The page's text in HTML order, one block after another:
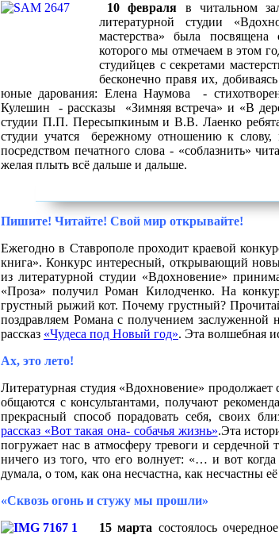
10 февраля в читальном
литературной студии
мастерства» была посвящена
которого мы отмечаем в этом
студийцев с секретами
бесконечно правя их,
юные дарования: Елена Наумова -
Кулешин - рассказы «Зимняя встреча» и «В
студии П.П. Пересыпкиным и В.В. Лаенко
студии учатся бережному отношению к
посредством печатного слова - «соблазнить»
желая плыть всё дальше и дальше.
Пишите! Читайте! Свой мир открывайте!
Ежегодно в Ставрополе проходит краевой
книга». Конкурс интересный, открывающий
из литературной студии «Вдохновение»
«Проза» получил Роман Килодченко. На
грустный рыжий кот. Почему грустный?
поздравляем Романа с получением заслуженной
рассказ «Чудеса под Новый год». Эта волшебная
Ах, это лето!
Литературная студия «Вдохновение»
общаются с консультантами, получают
прекрасный способ порадовать себя, своих
рассказ «Вот такая она- собачья жизнь».Эта
погружает нас в атмосферу тревоги и сердечной
ничего из того, что его волнует: «… и вот
думала, о том, как она несчастна, как несчастны
«Сквозь огонь и стужу мы прошли»
15 марта состоялось